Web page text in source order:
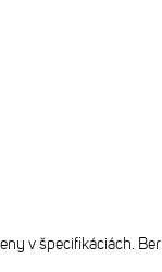
v špecifikáciách.